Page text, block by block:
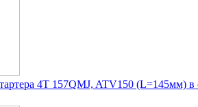
4T 157QMJ, ATV150 (L=145мм) в